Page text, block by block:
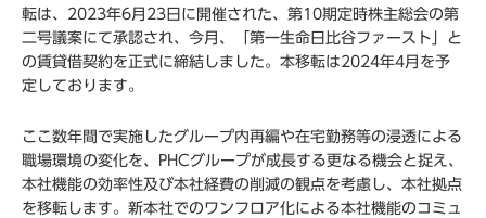
転は、2023年6月23日に開催された、第10期定時株主総会の第
二号議案にて承認され、今月、「第一生命日比谷ファースト」と
の賃貸借契約を正式に締結しました。本移転は2024年4月を予
定しております。
ここ数年間で実施したグループ内再編や在宅勤務等の浸透による
職場環境の変化を、PHCグループが成長する更なる機会と捉え、
本社機能の効率性及び本社経費の削減の観点を考慮し、本社拠点
を移転します。新本社でのワンフロア化による本社機能のコミュ